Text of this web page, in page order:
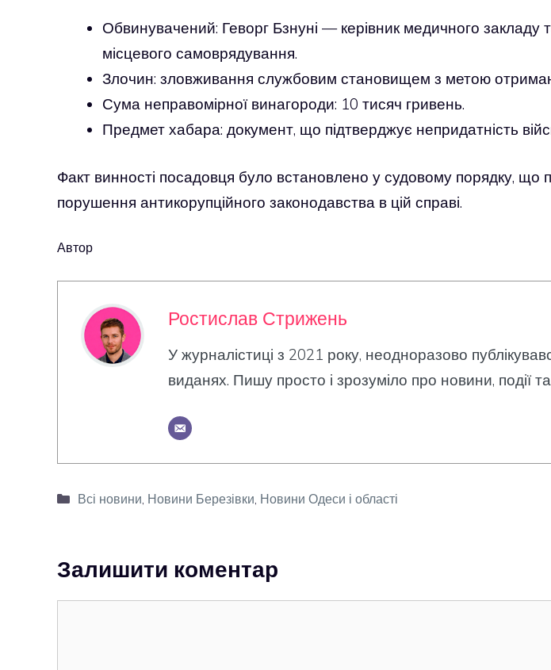
Обвинувачений: Геворг Бзнуні — керівник медичного закладу
місцевого самоврядування.
Злочин: зловживання службовим становищем з метою
Сума неправомірної винагороди: 10 тисяч гривень.
Предмет хабара: документ, що підтверджує непридатність
Факт винності посадовця було встановлено у судовому порядку, що
порушення антикорупційного законодавства в цій справі.
Автор
Ростислав Стрижень
У журналістиці з 2021 року, неодноразово
виданях. Пишу просто і зрозуміло про новини, події
Категорії
Всі новини, Новини Березівки, Новини Одеси і області
Залишити коментар